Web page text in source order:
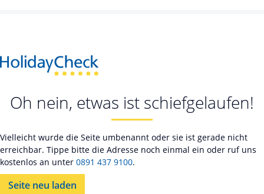
Oh nein, etwas ist schiefgelaufen!
Vielleicht wurde die Seite umbenannt oder sie ist gerade nicht
erreichbar. Tippe bitte die Adresse noch einmal ein oder ruf uns
kostenlos an unter 0891 437 9100.
Seite neu laden